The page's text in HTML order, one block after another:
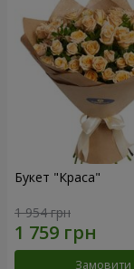
Букет "Краса"
1 954 грн
Замовити